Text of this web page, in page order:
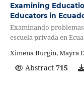
Examining
Educators in
Examinando
escuela privada en
Ximena Burgin, Mayra
Abstract 715